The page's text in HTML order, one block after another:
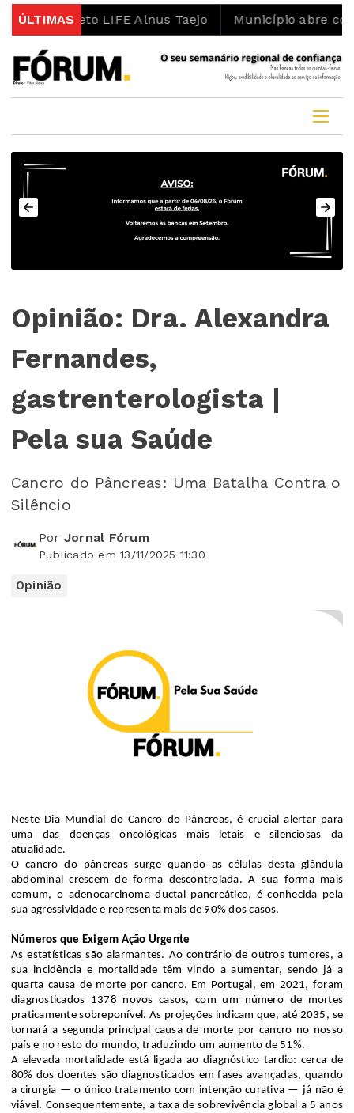
ÚLTIMAS
projeto LIFE Alnus Taejo Município abre
Opinião: Dra. Alexandra
Fernandes,
gastrenterologista |
Pela sua Saúde
Cancro do Pâncreas: Uma Batalha Contra o
Silêncio
Por Jornal Fórum
Publicado em 13/11/2025 11:30
Opinião
Neste Dia Mundial do Cancro do Pâncreas, é crucial alertar para
uma das doenças oncológicas mais letais e silenciosas da
atualidade.
O cancro do pâncreas surge quando as células desta glândula
abdominal crescem de forma descontrolada. A sua forma mais
comum, o adenocarcinoma ductal pancreático, é conhecida pela
sua agressividade e representa mais de 90% dos casos.
Números que Exigem Ação Urgente
As estatísticas são alarmantes. Ao contrário de outros tumores, a
sua incidência e mortalidade têm vindo a aumentar, sendo já a
quarta causa de morte por cancro. Em Portugal, em 2021, foram
diagnosticados 1378 novos casos, com um número de mortes
praticamente sobreponível. As projeções indicam que, até 2035, se
tornará a segunda principal causa de morte por cancro no nosso
país e no resto do mundo, traduzindo um aumento de 51%.
A elevada mortalidade está ligada ao diagnóstico tardio: cerca de
80% dos doentes são diagnosticados em fases avançadas, quando
a cirurgia — o único tratamento com intenção curativa — já não é
viável. Consequentemente, a taxa de sobrevivência global a 5 anos